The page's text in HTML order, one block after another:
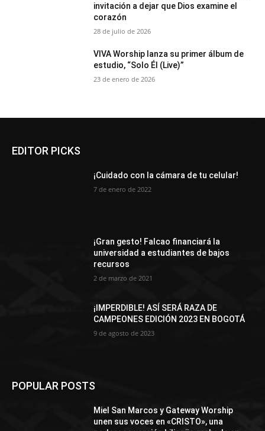
invitación a dejar que Dios examine el
corazón
28 de julio de 2026
VIVA Worship lanza su primer álbum de
estudio, “Solo Él (Live)”
23 de enero de 2026
EDITOR PICKS
¡Cuidado con la cámara de tu celular!
7 de enero de 2022
¡Gran gesto! Falcao financiará la
universidad a estudiantes de bajos
recursos
2 de marzo de 2021
¡IMPERDIBLE! ASÍ SERÁ RAZA DE
CAMPEONES EDICIÓN 2023 EN BOGOTÁ
9 de agosto de 2023
POPULAR POSTS
Miel San Marcos y Gateway Worship
unen sus voces en «CRISTO», una